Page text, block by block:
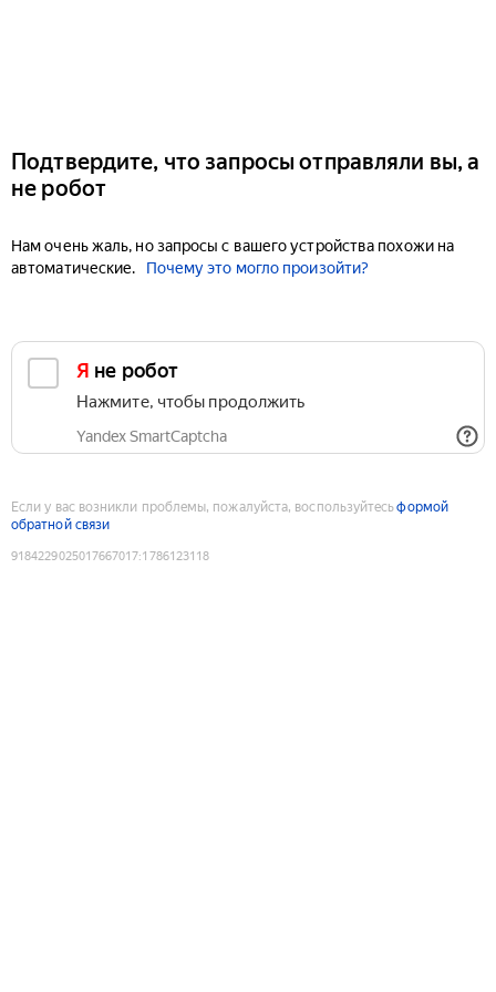
Подтвердите, что запросы отправляли вы, а
не робот
Нам очень жаль, но запросы с вашего устройства похожи на
автоматические.
Почему это могло произойти?
Я не робот
Нажмите, чтобы продолжить
Yandex SmartCaptcha
Если у вас возникли проблемы, пожалуйста, воспользуйтесьформой
обратной связи
9184229025017667017:1786123118